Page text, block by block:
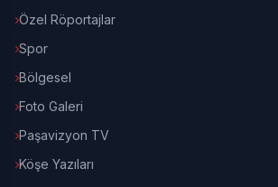
Özel Röportajlar
Spor
Bölgesel
Foto Galeri
Paşavizyon TV
Köşe Yazıları